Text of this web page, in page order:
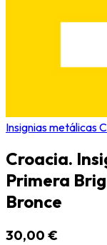
Insignias metálicas
Croacia.
Primera
Bronce
30,00 €